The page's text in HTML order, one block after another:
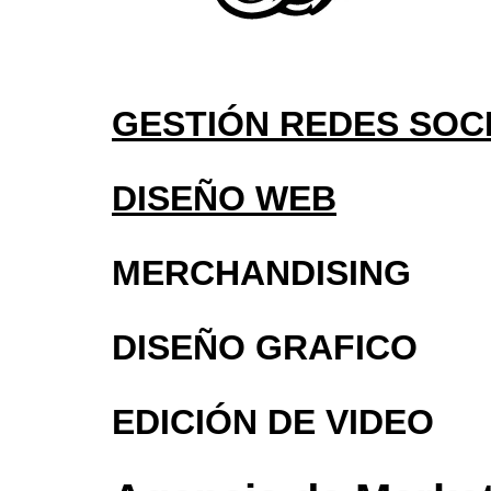
GESTIÓN REDES
DISEÑO WEB
MERCHANDISING
DISEÑO GRAFICO
EDICIÓN DE VIDEO